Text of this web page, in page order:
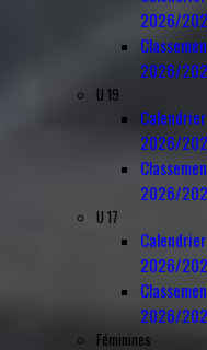
2026/
2026/
U 19
2026/
2026/
U 17
2026/
2026/
Féminines